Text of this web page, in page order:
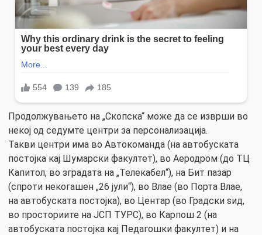
Продолжувањето на „Скопска“ може да се изврши во
некој од седумте центри за персонализација.
Такви центри има во Автокоманда (на автобуската
постојка кај Шумарски факултет), во Аеродром (до ТЦ
Капитол, во зградата на „Телекабел“), на Бит пазар
(спроти некогашен „26 јули“), во Влае (во Порта Влае,
на автобуската постојка), во Центар (во Градски ѕид,
во просториите на ЈСП ТУРС), во Карпош 2 (на
автобуската постојка кај Педагошки факултет) и на